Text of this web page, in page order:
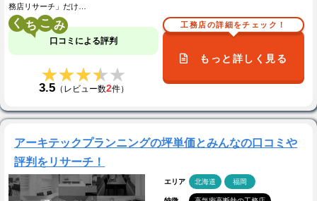
務店リサーチ」だけ…
く こ
口コミによる評判
★★★★★
★★★★★
3.5（レビュー数2件）
工務店の詳細をチェック！
もっと詳しく見る
アーキテックプランニングの坪単価とみんなの口コミや
評判をリサーチ！
エリア 北海道 福岡